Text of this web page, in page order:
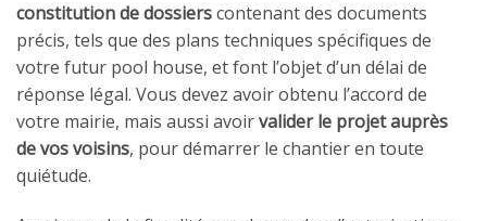
constitution de dossierscontenant des documents
précis, tels que des plans techniques spécifiques de
votre futur pool house, et font l’objet d’un délai de
réponse légal. Vous devez avoir obtenu l’accord de
votre mairie, mais aussi avoirvalider le projet auprès
de vos voisins, pour démarrer le chantier en toute
quiétude.